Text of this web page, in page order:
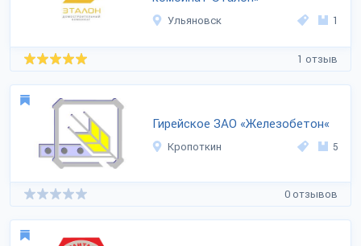
Ульяновск 1
1 отзыв
Гирейское ЗАО «Железобетон«
Кропоткин 5
0 отзывов